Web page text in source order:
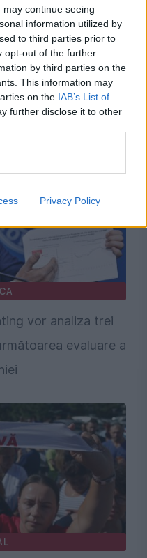
continue seeing
information utilized by
to third parties prior to
opt-out of the further
by third parties on the
This information may
on the IAB’s List of
further disclose it to other
Privacy Policy
european
și susține
cărbune. Critici la
vor analiza trei
evaluare a